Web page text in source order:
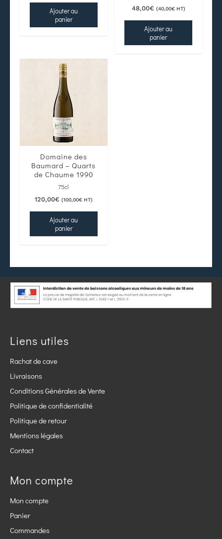
Ajouter au
panier
48,00€ (40,00€HT)
Ajouter au
panier
Domaine des
Baumard – Quarts
de Chaume 1990
75cl
120,00€ (100,00€HT)
Ajouter au
panier
Liens utiles
Rachat de cave
Livraisons
Conditions Générales de Vente
Politique de confidentialité
Politique de retour
Mentions légales
Contact
Mon compte
Mon compte
Panier
Commandes